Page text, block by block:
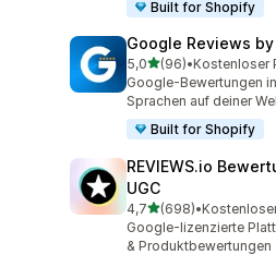
Built for Shopify
Google Reviews
5,0von 5 Sternen
(96)
96 Rezensionen
•Kostenloser
Google-Bewertungen
Sprachen auf deiner
Built for Shopify
REVIEWS.io
UGC
4,7von 5 Sternen
(698)
698 Rezensionen
•
Google-lizenzierte
& Produktbewertungen